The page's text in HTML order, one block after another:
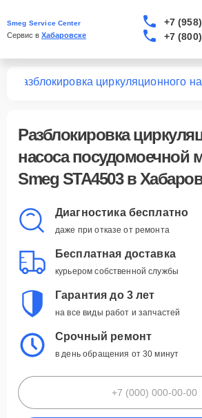
Smeg Service Center
Сервис в Хабаровске
+7
+7
Разблокировка циркуляционного
Разблокировка
насоса посудомоечной
Smeg STA4503 в
Диагностика бесплатно
даже при отказе от ремонта
Бесплатная доставка
курьером собственной службы
Гарантия до 3 лет
на все виды работ и запчастей
Срочный ремонт
в день обращения от 30 минут